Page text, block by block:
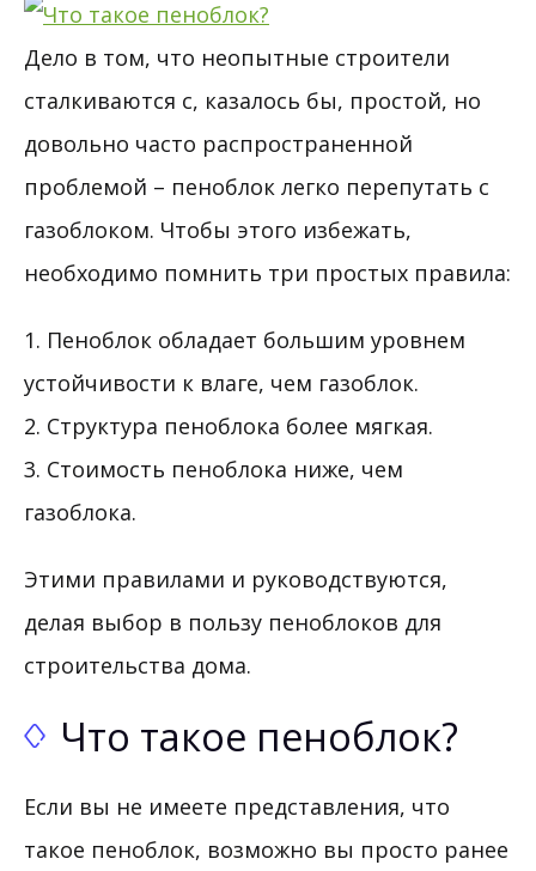
Дело в том, что неопытные строители
сталкиваются с, казалось бы, простой, но
довольно часто распространенной
проблемой – пеноблок легко перепутать с
газоблоком. Чтобы этого избежать,
необходимо помнить три простых правила:
1. Пеноблок обладает большим уровнем
устойчивости к влаге, чем газоблок.
2. Структура пеноблока более мягкая.
3. Стоимость пеноблока ниже, чем
газоблока.
Этими правилами и руководствуются,
делая выбор в пользу пеноблоков для
строительства дома.
Что такое пеноблок?
Если вы не имеете представления, что
такое пеноблок, возможно вы просто ранее